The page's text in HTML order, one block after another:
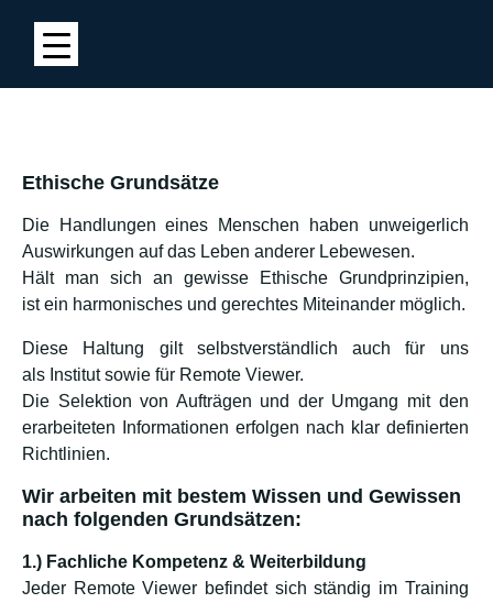
Ethische Grundsätze
Die Handlungen eines Menschen haben unweigerlich
Auswirkungen auf das Leben anderer Lebewesen.
Hält man sich an gewisse Ethische Grundprinzipien,
ist ein harmonisches und gerechtes Miteinander möglich.
Diese Haltung gilt selbstverständlich auch für uns
als Institut sowie für Remote Viewer.
Die Selektion von Aufträgen und der Umgang mit den
erarbeiteten Informationen erfolgen nach klar definierten
Richtlinien.
Wir arbeiten mit bestem Wissen und Gewissen
nach folgenden Grundsätzen:
1.) Fachliche Kompetenz & Weiterbildung
Jeder Remote Viewer befindet sich ständig im Training